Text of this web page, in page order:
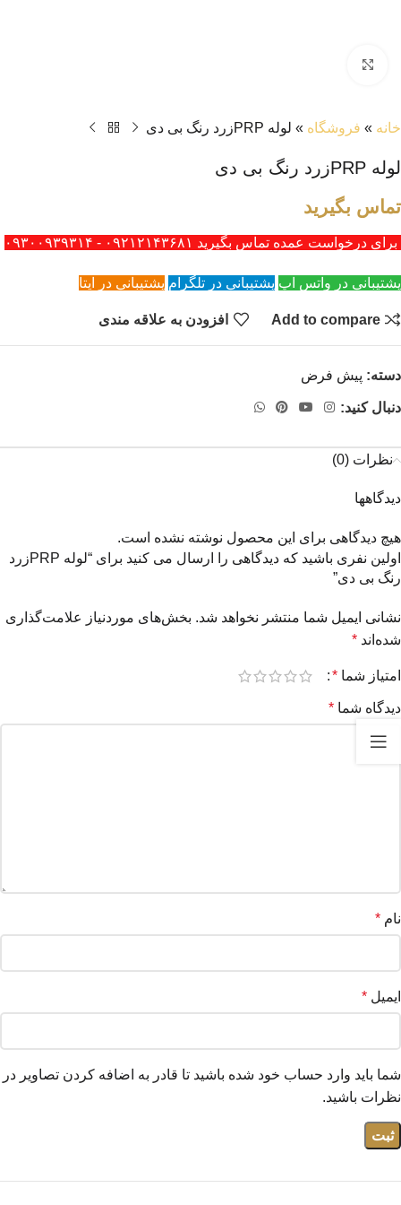
خانه » فروشگاه » لوله PRPزرد رنگ بی دی
لوله PRPزرد رنگ بی دی
تماس بگیرید
برای درخواست عمده تماس بگیرید ۰۹۲۱۲۱۴۳۶۸۱ - ۰۹۳۰۰۹۳۹۳۱۴
پشتیبانی در واتس اپ پشتیبانی در تلگرام پشتیبانی در ایتا
Add to compare افزودن به علاقه مندی
دسته: پیش فرض
دنبال کنید:
نظرات (0)
دیدگاهها
هیچ دیدگاهی برای این محصول نوشته نشده است.
اولین نفری باشید که دیدگاهی را ارسال می کنید برای “لوله PRPزرد
رنگ بی دی”
نشانی ایمیل شما منتشر نخواهد شد. بخش‌های موردنیاز علامت‌گذاری
شده‌اند *
امتیاز شما *
دیدگاه شما *
نام *
ایمیل *
شما باید وارد حساب خود شده باشید تا قادر به اضافه کردن تصاویر در
نظرات باشید.